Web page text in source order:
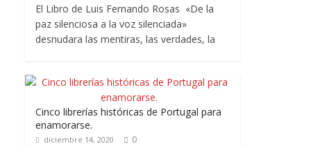
El Libro de Luis Fernando Rosas «De la
paz silenciosa a la voz silenciada»
desnudara las mentiras, las verdades, la
Cinco librerías históricas de Portugal para
enamorarse.
diciembre 14, 2020 0